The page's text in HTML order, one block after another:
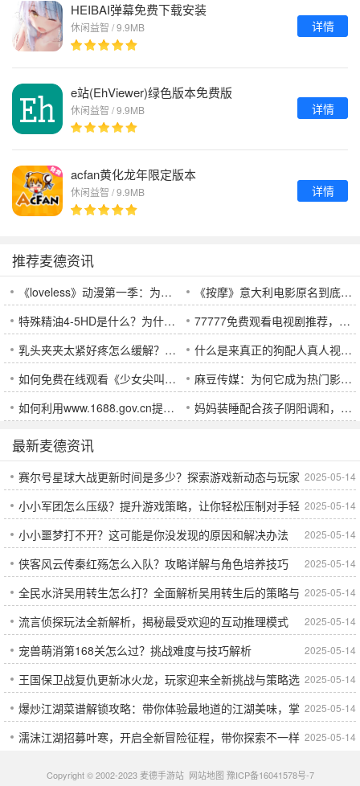
HEIBAI弹幕免费下载安装
休闲益智 / 9.9MB 详情
e站(EhViewer)绿色版本免费版
休闲益智 / 9.9MB 详情
acfan黄化龙年限定版本
休闲益智 / 9.9MB 详情
推荐麦德资讯
《loveless》动漫第一季：为何这部作品让人无法自拔？
《按摩》意大利电影原名到底是什么？探究背后深意
特殊精油4-5HD是什么？为什么它能成为护肤的新宠？
77777免费观看电视剧推荐，适合二年级孩子看的优质剧集有哪些？
乳头夹夹太紧好疼怎么缓解？有效缓解方法推荐
什么是来真正的狗配人真人视频？背后隐藏着怎样的真相？
如何免费在线观看《少女尖叫之夜》高清动漫？
麻豆传媒：为何它成为热门影视平台的焦点？揭秘背后成功的秘密
如何利用www.1688.gov.cn提升企业竞争力与合作机会？
妈妈装睡配合孩子阴阳调和，如何影响孩子情绪成长？
最新麦德资讯
赛尔号星球大战更新时间是多少？探索游戏新动态与玩家
期待
2025-05-14
小小军团怎么压级？提升游戏策略，让你轻松压制对手轻
松上分
2025-05-14
小小噩梦打不开？这可能是你没发现的原因和解决办法 2025-05-14
侠客风云传秦红殇怎么入队？攻略详解与角色培养技巧 2025-05-14
全民水浒吴用转生怎么打？全面解析吴用转生后的策略与
技巧
2025-05-14
流言侦探玩法全新解析，揭秘最受欢迎的互动推理模式 2025-05-14
宠兽萌消第168关怎么过？挑战难度与技巧解析 2025-05-14
王国保卫战复仇更新冰火龙，玩家迎来全新挑战与策略选
择
2025-05-14
爆炒江湖菜谱解锁攻略：带你体验最地道的江湖美味，掌
握一手独家技巧！
2025-05-14
濡沫江湖招募叶寒，开启全新冒险征程，带你探索不一样 2025-05-14
Copyright © 2002-2023 麦德手游站 网站地图 豫ICP备16041578号-7